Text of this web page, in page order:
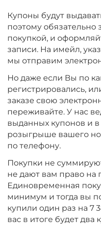
Купоны будут
поэтому обязательно
покупкой, и
записи. На имейл,
мы отправим
Но даже если Вы по
регистрировались,
заказе свою
переживайте. У нас
выданных купонов и
розыгрыше вашего
по телефону.
Покупки не
не дают вам право на
Единовременная
минимум и тогда вы
купили один раз на 7
вас в итоге будет два